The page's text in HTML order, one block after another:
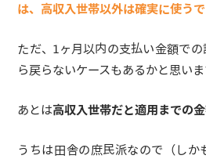
は、高収入世帯以外は確実に使う
ただ、1ヶ月以内の支払い金額で
ら戻らないケースもあるかと思いま
あとは高収入世帯だと適用までの金
うちは田舎の庶民派なので（しか